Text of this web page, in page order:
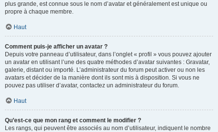
plus grande, est connue sous le nom d’avatar et généralement est unique ou
propre à chaque membre.
Haut
Comment puis-je afficher un avatar ?
Depuis votre panneau d’utilisateur, dans l’onglet « profil » vous pouvez ajouter
un avatar en utilisant l’une des quatre méthodes d’avatar suivantes : Gravatar,
galerie, distant ou importé. L’administrateur du forum peut activer ou non les
avatars et décider de la manière dont ils sont mis à disposition. Si vous ne
pouvez pas utiliser d’avatar, contactez un administrateur du forum.
Haut
Qu’est-ce que mon rang et comment le modifier ?
Les rangs, qui peuvent être associés au nom d’utilisateur, indiquent le nombre